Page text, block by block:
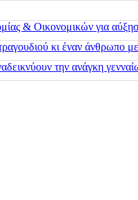
& Οικονομικών για
κι έναν άνθρωπο με
την ανάγκη